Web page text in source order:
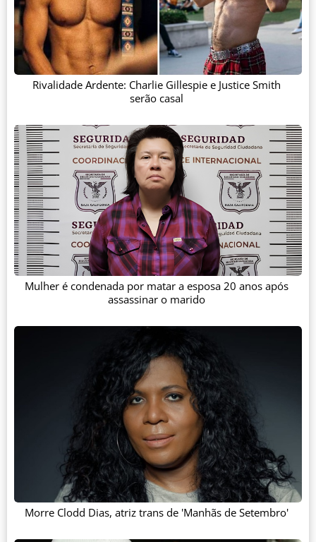
Rivalidade Ardente: Charlie Gillespie e Justice Smith
serão casal
Mulher é condenada por matar a esposa 20 anos após
assassinar o marido
Morre Clodd Dias, atriz trans de 'Manhãs de Setembro'